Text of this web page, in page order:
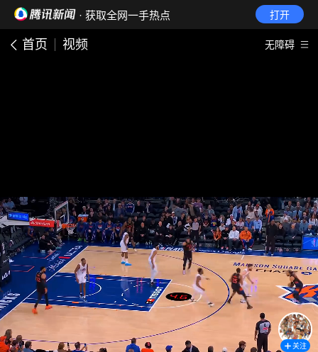
· 获取全网一手热点 打开
首页 视频 无障碍
关注